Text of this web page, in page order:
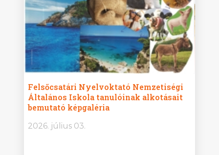
Felsőcsatári Nyelvoktató Nemzetiségi
Általános Iskola tanulóinak alkotásait
bemutató képgaléria
2026. július 03.